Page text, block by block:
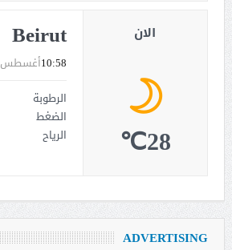
Beirut
أغسطس1010:58
الرطوبة
الضغط
الرياح
الان
28℃
ADVERTISING